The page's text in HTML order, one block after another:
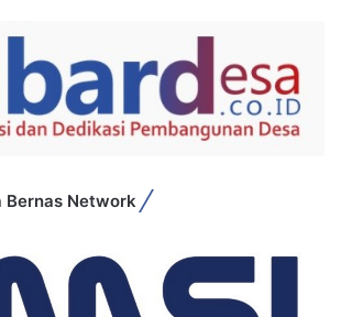
Bernas Network